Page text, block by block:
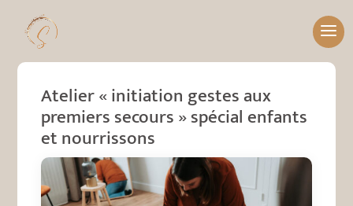
Atelier « initiation gestes aux
premiers secours » spécial enfants
et nourrissons